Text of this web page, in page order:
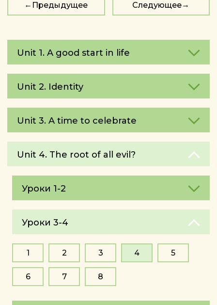
Предыдущее Следующее
Unit 1. A good start in life
Unit 2. Identity
Unit 3. A time to celebrate
Unit 4. The root of all evil?
Уроки 1-2
Уроки 3-4
1 2 3 4 5
6 7 8